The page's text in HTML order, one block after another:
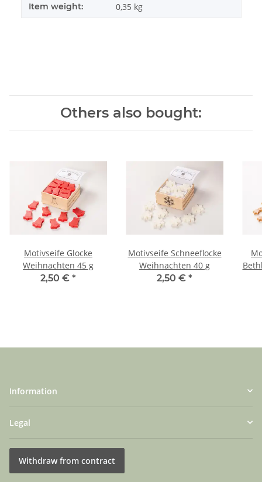
Item weight: 0,35 kg
Others also bought:
Motivseife Glocke
Weihnachten 45 g
2,50 € *
Motivseife Schneeflocke
Weihnachten 40 g
2,50 € *
Information
Legal
Withdraw from contract